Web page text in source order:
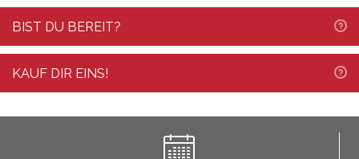
BIST DU BEREIT?
KAUF DIR EINS!